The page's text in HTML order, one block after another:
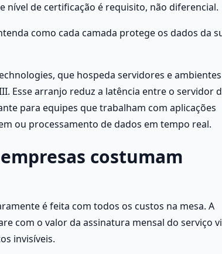
nível de certificação é requisito, não diferencial.
como cada camada protege os dados da
que hospeda servidores e ambientes
Esse arranjo reduz a latência entre o servidor
para equipes que trabalham com aplicações
ou processamento de dados em tempo real.
costumam
é feita com todos os custos na mesa. A
com o valor da assinatura mensal do serviço
invisíveis.